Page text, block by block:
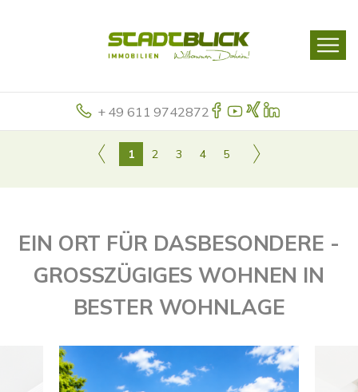
+ 49 611 9742872
1 2 3 4 5
EIN ORT FÜR DASBESONDERE -
GROSSZÜGIGES WOHNEN IN
BESTER WOHNLAGE